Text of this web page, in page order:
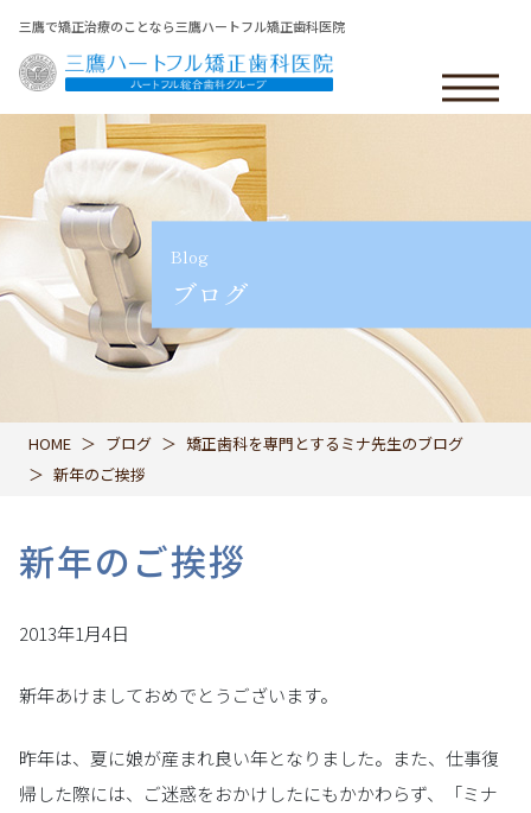
三鷹で矯正治療のことなら三鷹ハートフル矯正歯科医院
Blog
ブログ
HOME ブログ
矯正歯科を専門とするミナ先生のブログ
新年のご挨拶
新年のご挨拶
2013年1月4日
新年あけましておめでとうございます。
昨年は、夏に娘が産まれ良い年となりました。また、仕事復
帰した際には、ご迷惑をおかけしたにもかかわらず、「ミナ